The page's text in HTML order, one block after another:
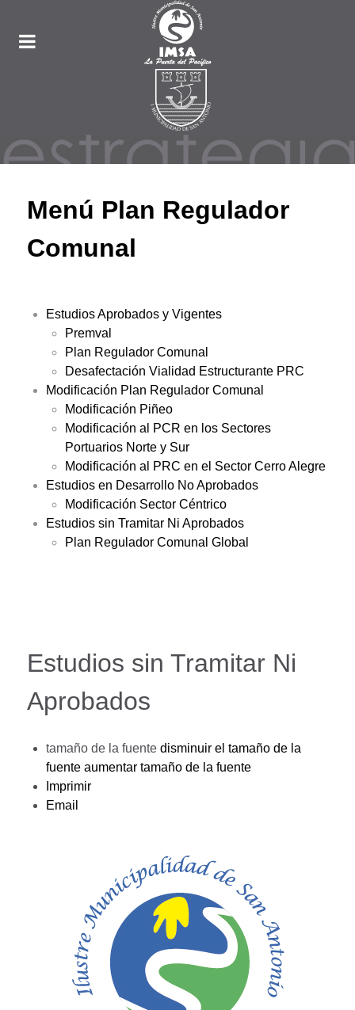
Menú Plan Regulador
Comunal
Estudios Aprobados y Vigentes
Premval
Plan Regulador Comunal
Desafectación Vialidad Estructurante PRC
Modificación Plan Regulador Comunal
Modificación Piñeo
Modificación al PCR en los Sectores
Portuarios Norte y Sur
Modificación al PRC en el Sector Cerro Alegre
Estudios en Desarrollo No Aprobados
Modificación Sector Céntrico
Estudios sin Tramitar Ni Aprobados
Plan Regulador Comunal Global
Estudios sin Tramitar Ni
Aprobados
tamaño de la fuente disminuir el tamaño de la
fuente aumentar tamaño de la fuente
Imprimir
Email